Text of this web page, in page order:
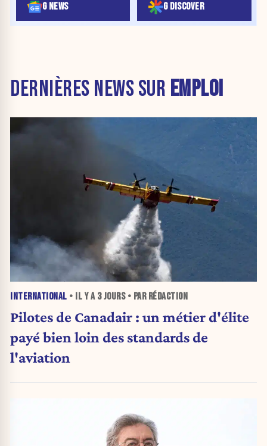
G NEWS G DISCOVER
DERNIÈRES NEWS SUR EMPLOI
INTERNATIONAL • IL Y A 3 JOURS• PAR RÉDACTION
Pilotes de Canadair : un métier d'élite
payé bien loin des standards de
l'aviation